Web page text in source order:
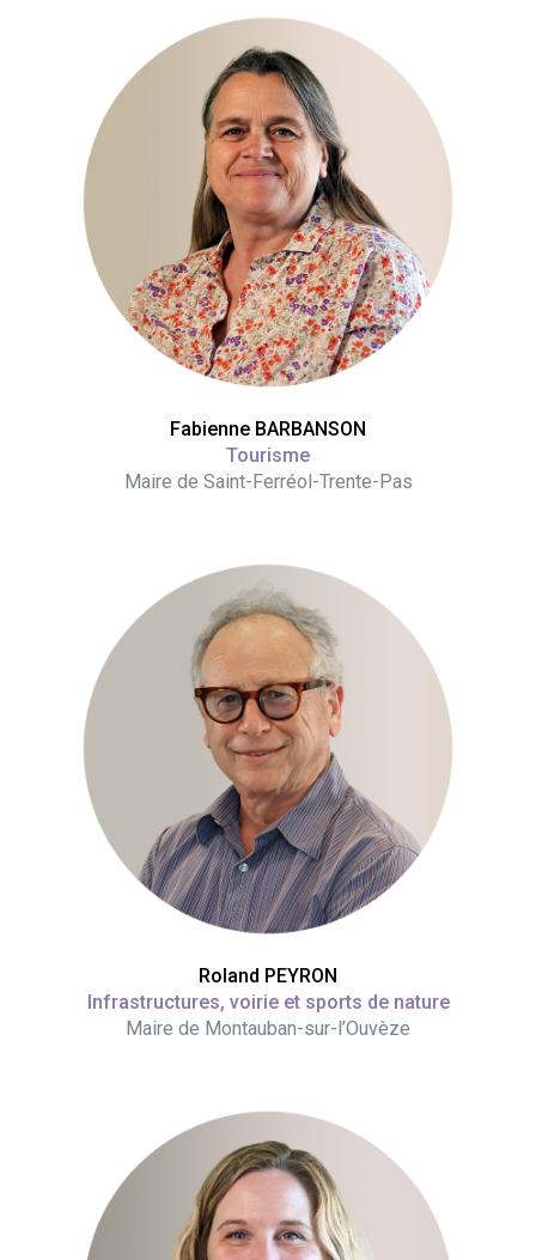
Fabienne BARBANSON
Tourisme
Maire de Saint-Ferréol-Trente-Pas
Roland PEYRON
Infrastructures, voirie et sports de nature
Maire de Montauban-sur-l’Ouvèze